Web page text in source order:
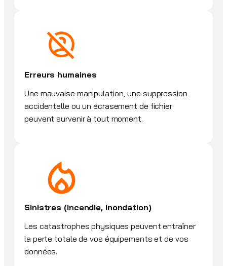
Erreurs humaines
Une mauvaise manipulation, une suppression
accidentelle ou un écrasement de fichier
peuvent survenir à tout moment.
Sinistres (incendie, inondation)
Les catastrophes physiques peuvent entraîner
la perte totale de vos équipements et de vos
données.